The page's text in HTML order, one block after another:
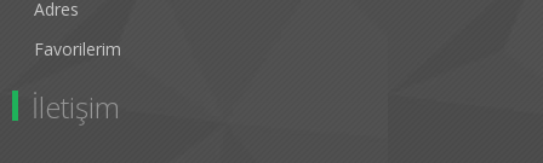
Adres
Favorilerim
İletişim